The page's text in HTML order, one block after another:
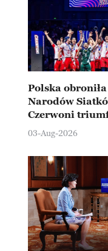
Polska
Narodów
Czerwoni
Ningbo
03-Aug-2026